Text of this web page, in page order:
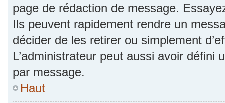
page de rédaction de message.
Ils peuvent rapidement rendre un
décider de les retirer ou simplement
L’administrateur peut aussi avoir défini
par message.
Haut